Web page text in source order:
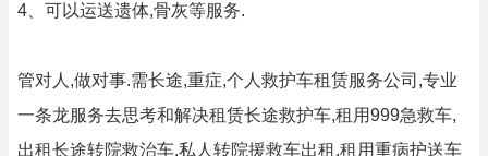
4、可以运送遗体,骨灰等服务.
管对人,做对事.需长途,重症,个人救护车租赁服务公司,专业
一条龙服务去思考和解决租赁长途救护车,租用999急救车,
出租长途转院救治车,私人转院援救车出租,租用重病护送车